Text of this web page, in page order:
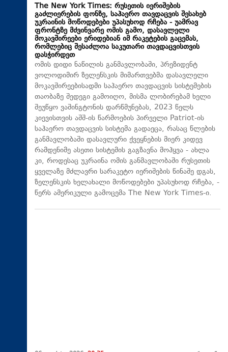
The New York Times: რუსეთის იერიშების
გაძლიერების ფონზე, საჰაერო თავდაცვის შესახებ
უკრაინის მოწოდებები უპასუხოდ რჩება - უამრავ
ფრონტზე მძვინვარე ომის გამო, დასავლელი
მოკავშირეები ერიდებიან იმ რაკეტების გაცემას,
რომლებიც შესაძლოა საკუთარი თავდაცვისთვის
დასჭირდეთ
ომის დიდი ნაწილის განმავლობაში, პრეზიდენტ
ვოლოდიმირ ზელენსკის მიმართვებმა დასავლელი
მოკავშირეებისადმი საჰაერო თავდაცვის სისტემების
თაობაზე შედეგი გამოიღო, მისმა ლობირებამ ხელი
შეუწყო ვაშინგტონის დარწმუნებას, 2023 წელს
კიევისთვის აშშ-ის წარმოების პირველი Patriot-ის
საჰაერო თავდაცვის სისტემა გადაეცა, რასაც წლების
განმავლობაში დასავლური ქვეყნების მიერ კიდევ
რამდენიმე ასეთი სისტემის გაგზავნა მოჰყვა - ახლა
კი, როდესაც უკრაინა ომის განმავლობაში რუსეთის
ყველაზე მძლავრი სარაკეტო იერიშების წინაშე დგას,
ზელენსკის ხელახალი მოწოდებები უპასუხოდ რჩება, -
წერს ამერიკული გამოცემა The New York Times-ი.